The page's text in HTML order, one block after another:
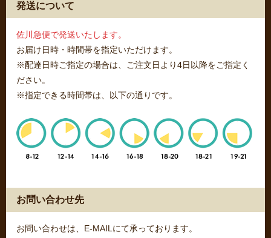
発送について
佐川急便で発送いたします。
お届け日時・時間帯を指定いただけます。
※配達日時ご指定の場合は、ご注文日より4日以降をご指定く
ださい。
※指定できる時間帯は、以下の通りです。
お問い合わせ先
お問い合わせは、E-MAILにて承っております。